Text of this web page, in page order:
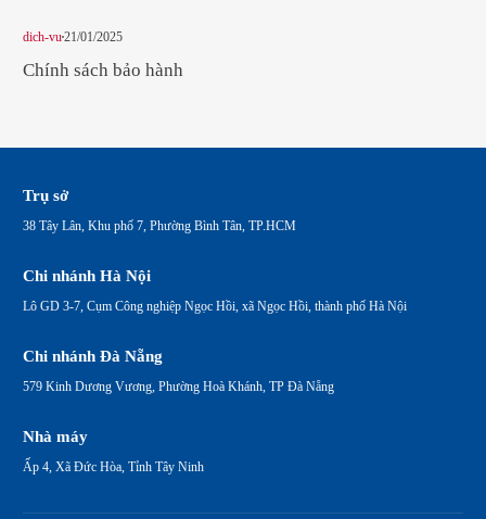
dich-vu21/01/2025
Chính sách bảo hành
Trụ sở
38 Tây Lân, Khu phố 7, Phường Bình Tân, TP.HCM
Chi nhánh Hà Nội
Lô GD 3-7, Cụm Công nghiệp Ngọc Hồi, xã Ngọc Hồi, thành phố Hà Nội
Chi nhánh Đà Nẵng
579 Kinh Dương Vương, Phường Hoà Khánh, TP Đà Nẵng
Nhà máy
Ấp 4, Xã Đức Hòa, Tỉnh Tây Ninh